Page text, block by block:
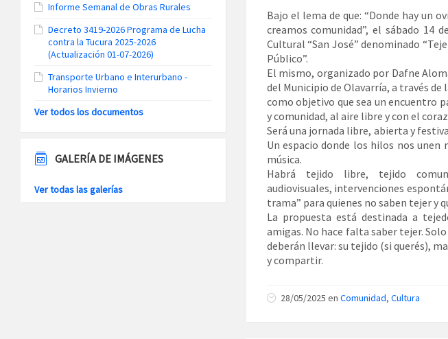
Bajo el lema de que: “Donde hay un
creamos comunidad”, el sábado 14
Cultural “San José” denominado
Público”.
El mismo, organizado por Dafne
del Municipio de Olavarría, a través
como objetivo que sea un encuentro
y comunidad, al aire libre y con el
Será una jornada libre, abierta y
Un espacio donde los hilos nos
música.
Habrá tejido libre, tejido
audiovisuales, intervenciones
trama” para quienes no saben tejer y
La propuesta está destinada a
amigas. No hace falta saber tejer.
deberán llevar: su tejido (si querés),
y compartir.
28/05/2025 en Comunidad, Cultura
Informe Semanal de Obras Rurales
Decreto 3419-2026 Programa de Lucha
contra la Tucura 2025-2026
(Actualización 01-07-2026)
Transporte Urbano e Interurbano -
Horarios Invierno
Ver todos los documentos
GALERÍA DE IMÁGENES
Ver todas las galerías